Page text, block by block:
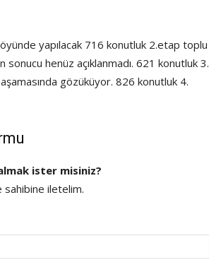
yapılacak 716 konutluk 2.etap toplu
henüz açıklanmadı. 621 konutluk 3.
gözüküyor. 826 konutluk 4.
ister misiniz?
sahibine iletelim.